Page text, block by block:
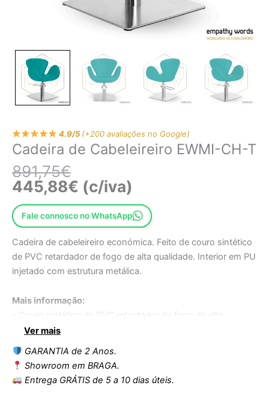
4.9/5(+200 avaliações no Google)
Cadeira de Cabeleireiro EWMI-CH-T
891,75€
445,88€ (c/iva)
Fale connosco no WhatsApp
Cadeira de cabeleireiro económica. Feito de couro sintético
de PVC retardador de fogo de alta qualidade. Interior em PU
injetado com estrutura metálica.
Mais informação:
– Couro sintético de PVC retardador de fogo de alta
qualidade
– PU injetado
– Estrutura interna metálica
– Bomba hidráulica bloqueável com freio ajustável
– Base quadrada/redonda em aço inox
Ver mais
GARANTIA de 2 Anos.
Showroom em BRAGA.
Entrega GRÁTIS de 5 a 10 dias úteis.